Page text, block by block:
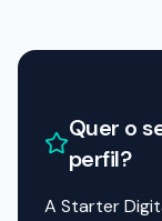
Quer o
perfil?
A Starter